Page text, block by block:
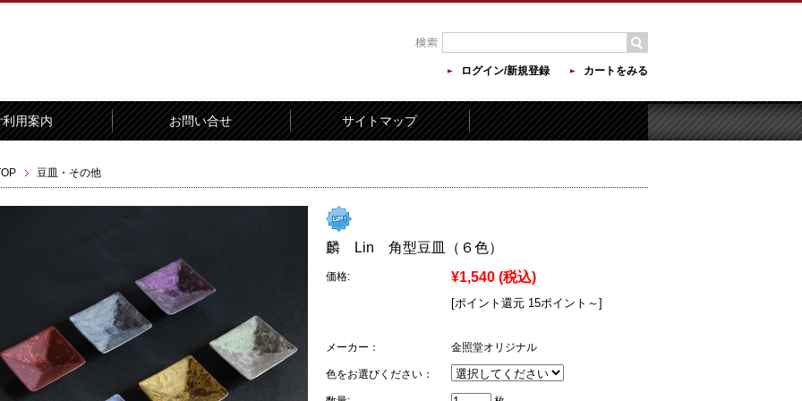
ログイン/新規登録 カートをみる
利用案内 お問い合せ サイトマップ
豆皿・その他
麟 Lin 角型豆皿（６色）
価格: ¥1,540 (税込)
[ポイント還元 15ポイント～]
メーカー： 金照堂オリジナル
色をお選びください：